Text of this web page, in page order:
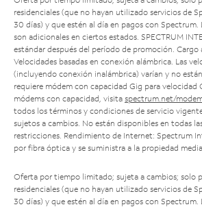
residenciales (que no hayan utilizado servicios de
30 días) y que estén al día en pagos con Spectrum.
son adicionales en ciertos estados. SPECTRUM
estándar después del período de promoción. Cargo
Velocidades basadas en conexión alámbrica. Las
(incluyendo conexión inalámbrica) varían y no
requiere módem con capacidad Gig para velocidad
módems con capacidad, visita spectrum.net/
todos los términos y condiciones de servicio
sujetos a cambios. No están disponibles en todas
restricciones. Rendimiento de Internet: Spectrum
por fibra óptica y se suministra a la propiedad
Oferta por tiempo limitado; sujeta a cambios; solo
residenciales (que no hayan utilizado servicios de
30 días) y que estén al día en pagos con Spectrum.